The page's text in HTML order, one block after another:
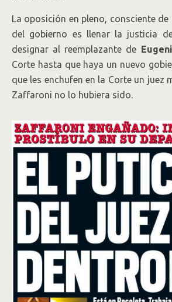
La oposición en pleno, consciente
del gobierno es llenar la justicia
designar al reemplazante de
Corte hasta que haya un nuevo
que les enchufen en la Corte un juez
Zaffaroni no lo hubiera sido.